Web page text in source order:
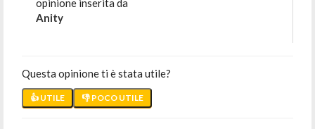
opinione inserita da
Anity
Questa opinione ti è stata utile?
👍 UTILE 👎 POCO UTILE